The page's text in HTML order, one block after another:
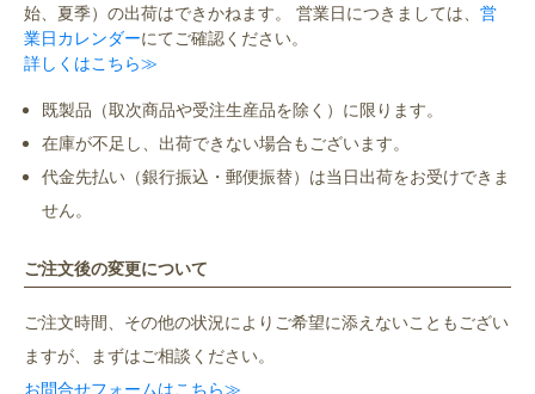
始、夏季）の出荷はできかねます。 営業日につきましては、 営
業日カレンダーにてご確認ください。
詳しくはこちら≫
既製品（取次商品や受注生産品を除く）に限ります。
在庫が不足し、出荷できない場合もございます。
代金先払い（銀行振込・郵便振替）は当日出荷をお受けできま
せん。
ご注文後の変更について
ご注文時間、その他の状況によりご希望に添えないこともござい
ますが、まずはご相談ください。
お問合せフォームはこちら≫